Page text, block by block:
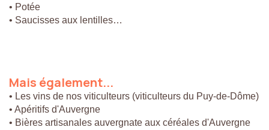
• Potée
• Saucisses aux lentilles…
Mais également...
• Les vins de nos viticulteurs (viticulteurs du Puy-de-Dôme)
• Apéritifs d'Auvergne
• Bières artisanales auvergnate aux céréales d'Auvergne